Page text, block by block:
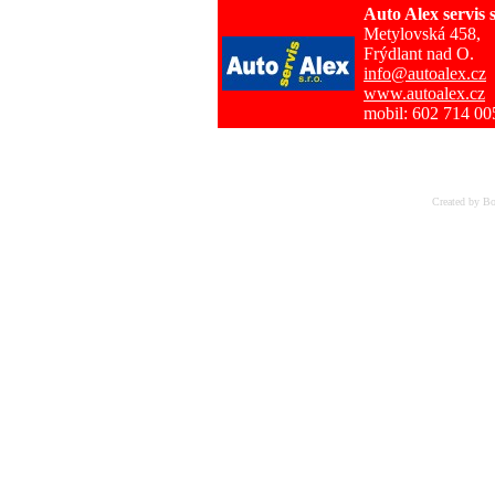
Auto Alex servis
Metylovská 458,
Frýdlant nad O.
info@autoalex.cz
www.autoalex.cz
mobil: 602 714
Created by